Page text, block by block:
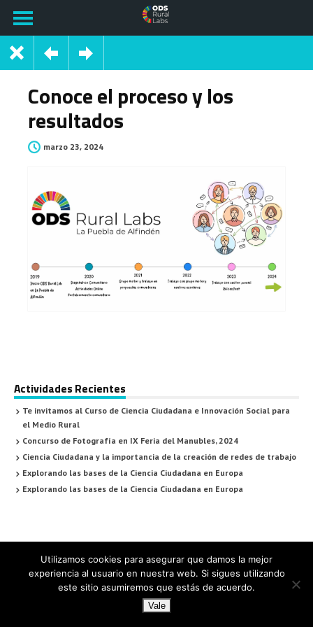
Conoce el proceso y los
resultados
marzo 23, 2024
Actividades Recientes
Te invitamos al Curso de Ciencia Ciudadana e Innovación Social para
el Medio Rural
Concurso de Fotografía en IX Feria del Manubles, 2024
Ciencia Ciudadana y la importancia de la creación de redes de trabajo
Explorando las bases de la Ciencia Ciudadana en Europa
Explorando las bases de la Ciencia Ciudadana en Europa
Utilizamos cookies para asegurar que damos la mejor
experiencia al usuario en nuestra web. Si sigues utilizando
este sitio asumiremos que estás de acuerdo.
Vale